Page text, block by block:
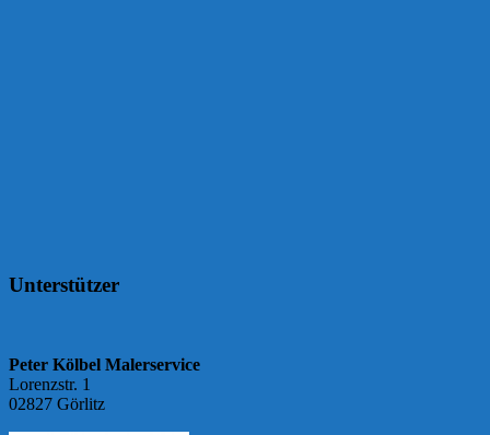
Unterstützer
Peter Kölbel Malerservice
Lorenzstr. 1
02827 Görlitz